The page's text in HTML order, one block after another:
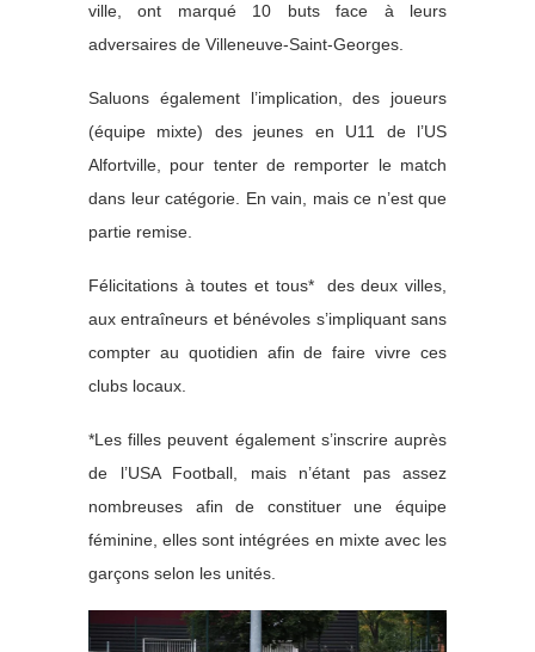
ville, ont marqué 10 buts face à leurs
adversaires de Villeneuve-Saint-Georges.
Saluons également l’implication, des joueurs
(équipe mixte) des jeunes en U11 de l’US
Alfortville, pour tenter de remporter le match
dans leur catégorie. En vain, mais ce n’est que
partie remise.
Félicitations à toutes et tous* des deux villes,
aux entraîneurs et bénévoles s’impliquant sans
compter au quotidien afin de faire vivre ces
clubs locaux.
*Les filles peuvent également s’inscrire auprès
de l’USA Football, mais n’étant pas assez
nombreuses afin de constituer une équipe
féminine, elles sont intégrées en mixte avec les
garçons selon les unités.